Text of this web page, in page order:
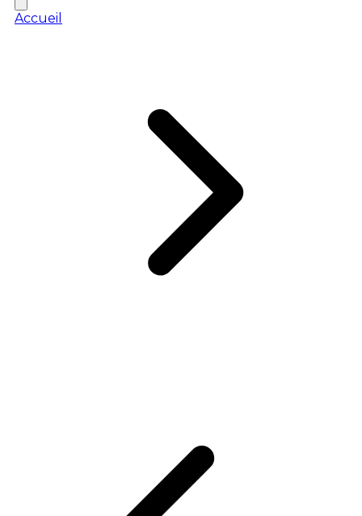
Accueil